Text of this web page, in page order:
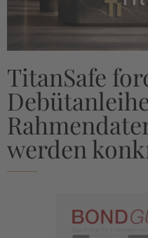
TitanSafe
werden